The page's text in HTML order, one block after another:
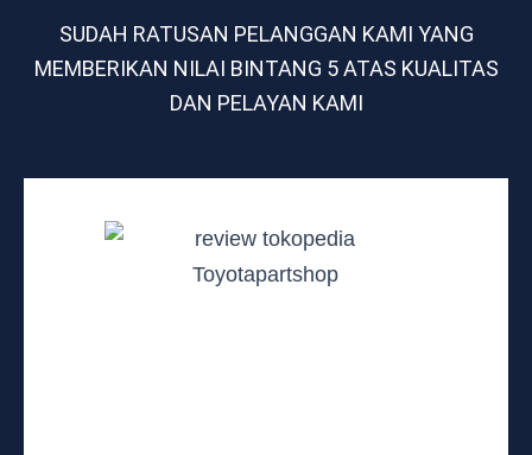
SUDAH RATUSAN PELANGGAN KAMI YANG
MEMBERIKAN NILAI BINTANG 5 ATAS KUALITAS
DAN PELAYAN KAMI